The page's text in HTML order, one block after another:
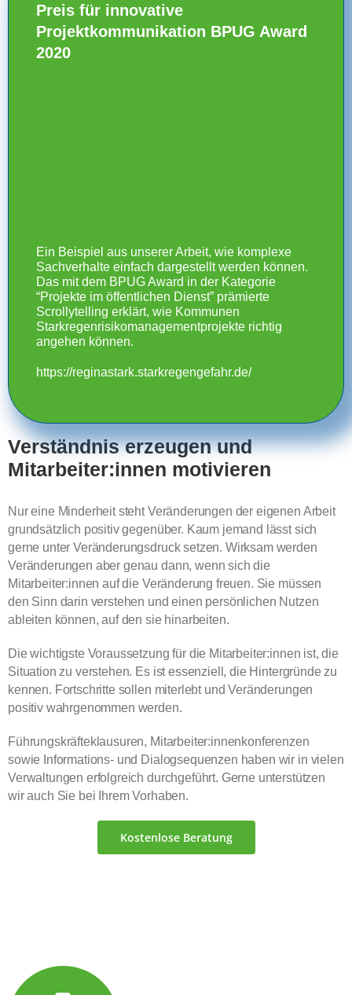
Verständnis erzeugen und
Mitarbeiter:innen motivieren
Nur eine Minderheit steht Veränderungen der eigenen Arbeit
grundsätzlich positiv gegenüber. Kaum jemand lässt sich
gerne unter Veränderungsdruck setzen. Wirksam werden
Veränderungen aber genau dann, wenn sich die
Mitarbeiter:innen auf die Veränderung freuen. Sie müssen
den Sinn darin verstehen und einen persönlichen Nutzen
ableiten können, auf den sie hinarbeiten.
Die wichtigste Voraussetzung für die Mitarbeiter:innen ist, die
Situation zu verstehen. Es ist essenziell, die Hintergründe zu
kennen. Fortschritte sollen miterlebt und Veränderungen
positiv wahrgenommen werden.
Führungskräfteklausuren, Mitarbeiter:innenkonferenzen
sowie Informations- und Dialogsequenzen haben wir in vielen
Verwaltungen erfolgreich durchgeführt. Gerne unterstützen
wir auch Sie bei Ihrem Vorhaben.
Kostenlose Beratung
Preis für innovative
Projektkommunikation BPUG Award
2020
Ein Beispiel aus unserer Arbeit, wie komplexe
Sachverhalte einfach dargestellt werden können.
Das mit dem BPUG Award in der Kategorie
“Projekte im öffentlichen Dienst” prämierte
Scrollytelling erklärt, wie Kommunen
Starkregenrisikomanagementprojekte richtig
angehen können.
https://reginastark.starkregengefahr.de/